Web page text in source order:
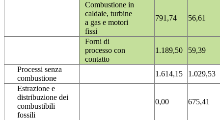
Combustione in
caldaie, turbine
a gas e motori
fissi
791,74 56,61
Forni di
processo con
contatto
1.189,50 59,39
Processi senza
combustione
1.614,15
1.029,53
Estrazione e
distribuzione dei
combustibili
fossili
0,00 675,41